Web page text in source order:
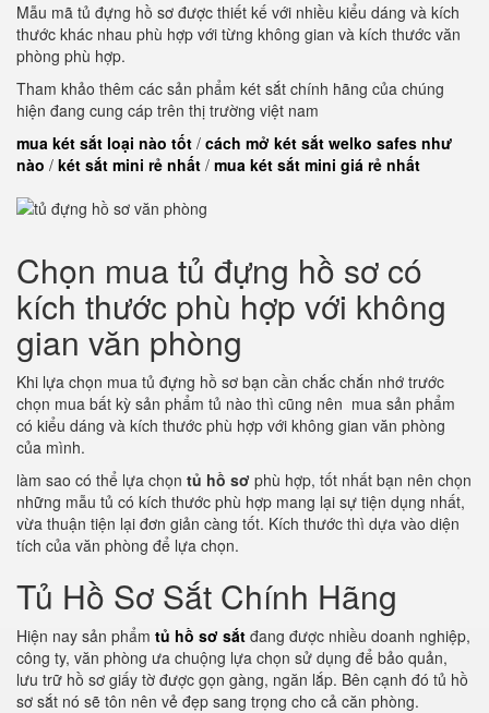
Mẫu mã tủ đựng hồ sơ được thiết kế với nhiều kiểu dáng và kích
thước khác nhau phù hợp với từng không gian và kích thước văn
phòng phù hợp.
Tham khảo thêm các sản phẩm két sắt chính hãng của chúng
hiện đang cung cáp trên thị trường việt nam
mua két sắt loại nào tốt / cách mở két sắt welko safes như
nào / két sắt mini rẻ nhất / mua két sắt mini giá rẻ nhất
Chọn mua tủ đựng hồ sơ có
kích thước phù hợp với không
gian văn phòng
Khi lựa chọn mua tủ đựng hồ sơ bạn cần chắc chắn nhớ trước
chọn mua bất kỳ sản phẩm tủ nào thì cũng nên mua sản phẩm
có kiểu dáng và kích thước phù hợp với không gian văn phòng
của mình.
làm sao có thể lựa chọn tủ hồ sơ phù hợp, tốt nhất bạn nên chọn
những mẫu tủ có kích thước phù hợp mang lại sự tiện dụng nhất,
vừa thuận tiện lại đơn giản càng tốt. Kích thước thì dựa vào diện
tích của văn phòng để lựa chọn.
Tủ Hồ Sơ Sắt Chính Hãng
Hiện nay sản phẩm tủ hồ sơ sắt đang được nhiều doanh nghiệp,
công ty, văn phòng ưa chuộng lựa chọn sử dụng để bảo quản,
lưu trữ hồ sơ giấy tờ được gọn gàng, ngăn lắp. Bên cạnh đó tủ hồ
sơ sắt nó sẽ tôn nên vẻ đẹp sang trọng cho cả căn phòng.